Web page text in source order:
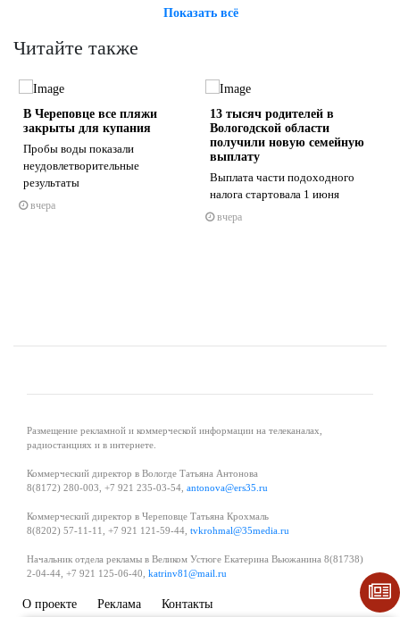
Показать всё
Читайте также
В Череповце все пляжи
закрыты для купания
Пробы воды показали
неудовлетворительные
результаты
вчера
13 тысяч родителей в
Вологодской области
получили новую семейную
выплату
Выплата части подоходного
налога стартовала 1 июня
вчера
Размещение рекламной и коммерческой информации на телеканалах,
радиостанциях и в интернете.
Коммерческий директор в Вологде Татьяна Антонова
8(8172) 280-003, +7 921 235-03-54, antonova@ers35.ru
Коммерческий директор в Череповце Татьяна Крохмаль
8(8202) 57-11-11, +7 921 121-59-44, tvkrohmal@35media.ru
Начальник отдела рекламы в Великом Устюге Екатерина Вьюжанина 8(81738)
2-04-44, +7 921 125-06-40, katrinv81@mail.ru
О проекте Реклама
Контакты